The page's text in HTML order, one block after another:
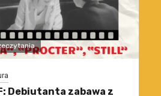
Debiutanta zabawa z